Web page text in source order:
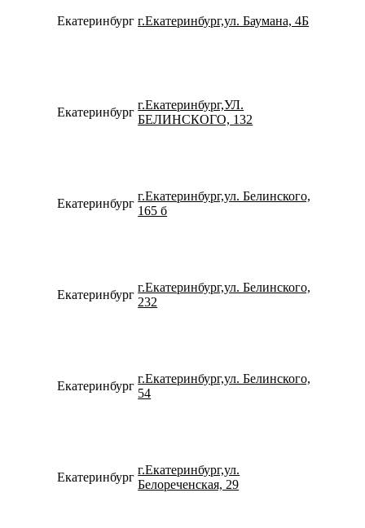
Екатеринбург г.Екатеринбург,ул. Баумана, 4Б
Екатеринбург
г.Екатеринбург,УЛ.
БЕЛИНСКОГО, 132
Екатеринбург
г.Екатеринбург,ул. Белинского,
165 б
Екатеринбург
г.Екатеринбург,ул. Белинского,
232
Екатеринбург
г.Екатеринбург,ул. Белинского,
54
Екатеринбург
г.Екатеринбург,ул.
Белореченская, 29